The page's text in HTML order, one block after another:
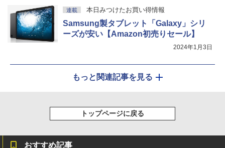
連載 本日みつけたお買い得情報
Samsung製タブレット「Galaxy」シリ
ーズが安い【Amazon初売りセール】
2024年1月3日
もっと関連記事を見る
トップページに戻る
おすすめ記事